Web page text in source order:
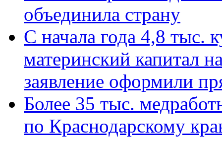
объединила страну
С начала года 4,8 тыс.
материнский капитал
заявление оформили
Более 35 тыс.
по Краснодарскому